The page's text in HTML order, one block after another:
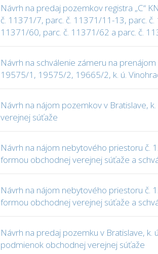
Návrh na predaj pozemkov registra „C“
č. 11371/7, parc. č. 11371/11-13, parc.
11371/60, parc. č. 11371/62 a parc. č.
Návrh na schválenie zámeru na
19575/1, 19575/2, 19665/2, k. ú.
Návrh na nájom pozemkov v Bratislave,
verejnej súťaže
Návrh na nájom nebytového priestoru č.
formou obchodnej verejnej súťaže a
Návrh na nájom nebytového priestoru č.
formou obchodnej verejnej súťaže a
Návrh na predaj pozemku v Bratislave,
podmienok obchodnej verejnej súťaže